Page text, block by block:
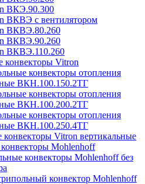
ВКЭ.90.300
ВКВЭ с вентилятором
ВКВЭ.80.260
ВКВЭ.90.260
ВКВЭ.110.260
конвекторы Vitron
конвекторы отопления
ВКН.100.150.2ТГ
конвекторы отопления
ВКН.100.200.2ТГ
конвекторы отопления
ВКН.100.250.4ТГ
конвекторы Vitron вертикальные
Mohlenhoff
конвекторы Mohlenhoff без
конвектор Mohlenhoff